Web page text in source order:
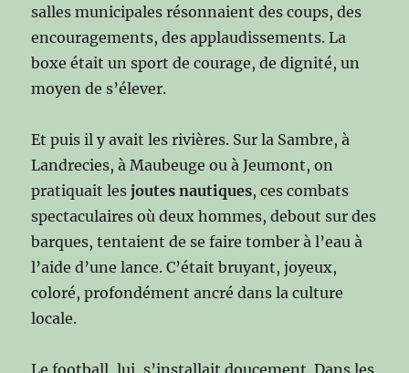
salles municipales résonnaient des coups, des
encouragements, des applaudissements. La
boxe était un sport de courage, de dignité, un
moyen de s’élever.
Et puis il y avait les rivières. Sur la Sambre, à
Landrecies, à Maubeuge ou à Jeumont, on
pratiquait lesjoutes nautiques, ces combats
spectaculaires où deux hommes, debout sur des
barques, tentaient de se faire tomber à l’eau à
l’aide d’une lance. C’était bruyant, joyeux,
coloré, profondément ancré dans la culture
locale.
Le football, lui, s’installait doucement. Dans les